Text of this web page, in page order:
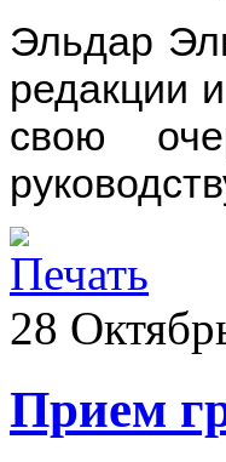
Эльдар
редакции
свою
28
Прием